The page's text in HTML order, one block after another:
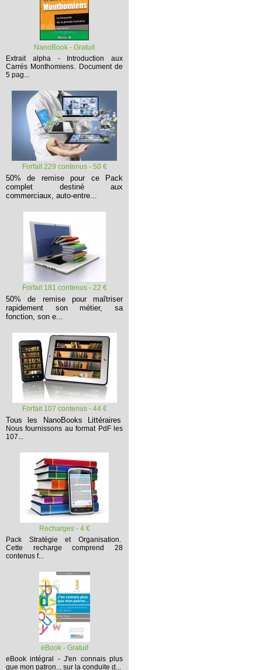
NanoBook - Gratuit
Extrait alpha - Introduction aux
Carrés Monthomiens. Document de
5 pag...
Forfait 229 contenus - 50 €
50% de remise pour ce Pack
complet destiné aux
commerciaux, auto-entre...
Forfait 181 contenus - 22 €
50% de remise pour maîtriser
rapidement son métier, sa
fonction, son e...
Forfait 107 contenus - 44 €
Tous les NanoBooks Littéraires
Nous fournissons au format PdF les
107...
Recharges - 4 €
Pack Stratégie et Organisation.
Cette recharge comprend 28
contenus f...
eBook - Gratuit
eBook intégral - J'en connais plus
que mon patron... sur la conduite d...